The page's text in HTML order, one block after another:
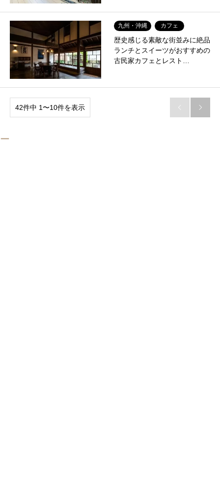
九州・沖縄 カフェ
歴史感じる素敵な街並みに絶品
ランチとスイーツがおすすめの
古民家カフェとレスト…
42件中 1〜10件を表示  